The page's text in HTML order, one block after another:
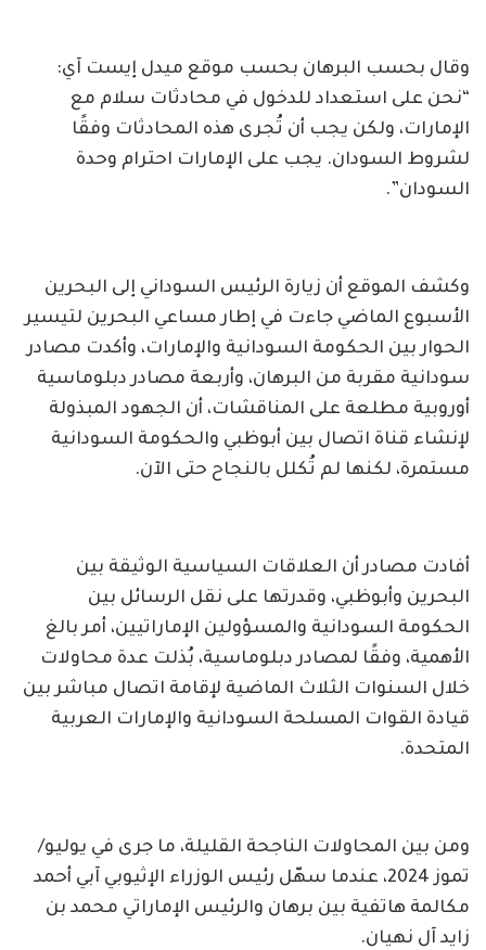
وقال بحسب البرهان بحسب موقع ميدل إيست آي:
“نحن على استعداد للدخول في محادثات سلام مع
الإمارات، ولكن يجب أن تُجرى هذه المحادثات وفقًا
لشروط السودان. يجب على الإمارات احترام وحدة
السودان”.
وكشف الموقع أن زيارة الرئيس السوداني إلى البحرين
الأسبوع الماضي جاءت في إطار مساعي البحرين لتيسير
الحوار بين الحكومة السودانية والإمارات، وأكدت مصادر
سودانية مقربة من البرهان، وأربعة مصادر دبلوماسية
أوروبية مطلعة على المناقشات، أن الجهود المبذولة
لإنشاء قناة اتصال بين أبوظبي والحكومة السودانية
مستمرة، لكنها لم تُكلل بالنجاح حتى الآن.
أفادت مصادر أن العلاقات السياسية الوثيقة بين
البحرين وأبوظبي، وقدرتها على نقل الرسائل بين
الحكومة السودانية والمسؤولين الإماراتيين، أمر بالغ
الأهمية، وفقًا لمصادر دبلوماسية، بُذلت عدة محاولات
خلال السنوات الثلاث الماضية لإقامة اتصال مباشر بين
قيادة القوات المسلحة السودانية والإمارات العربية
المتحدة.
ومن بين المحاولات الناجحة القليلة، ما جرى في يوليو/
تموز 2024، عندما سهّل رئيس الوزراء الإثيوبي آبي أحمد
مكالمة هاتفية بين برهان والرئيس الإماراتي محمد بن
زايد آل نهيان.